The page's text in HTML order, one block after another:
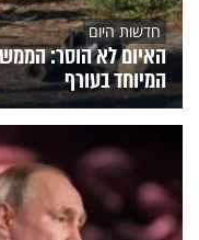
חדשות היום
האיום לא הוסר:
המיוחד בעורף